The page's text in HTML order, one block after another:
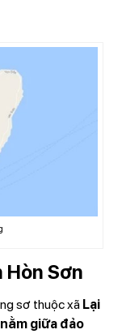
Sơn
sơ thuộc xã Lại
giữa đảo